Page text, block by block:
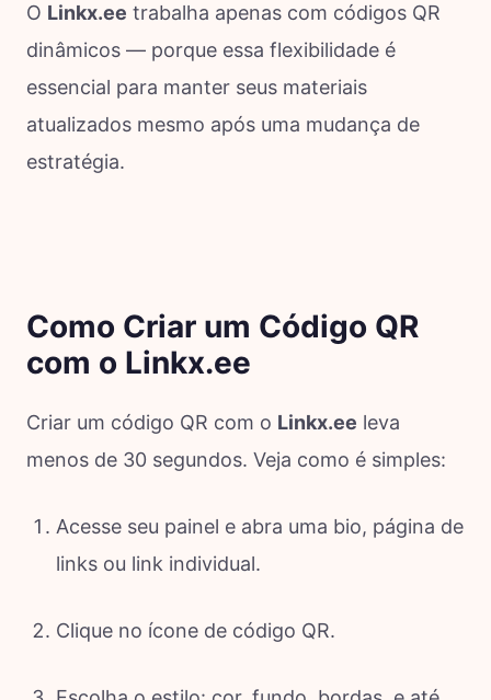
O Linkx.ee trabalha apenas com códigos QR
dinâmicos — porque essa flexibilidade é
essencial para manter seus materiais
atualizados mesmo após uma mudança de
estratégia.
Como Criar um Código QR
com o Linkx.ee
Criar um código QR com o Linkx.ee leva
menos de 30 segundos. Veja como é simples:
Acesse seu painel e abra uma bio, página de
links ou link individual.
Clique no ícone de código QR.